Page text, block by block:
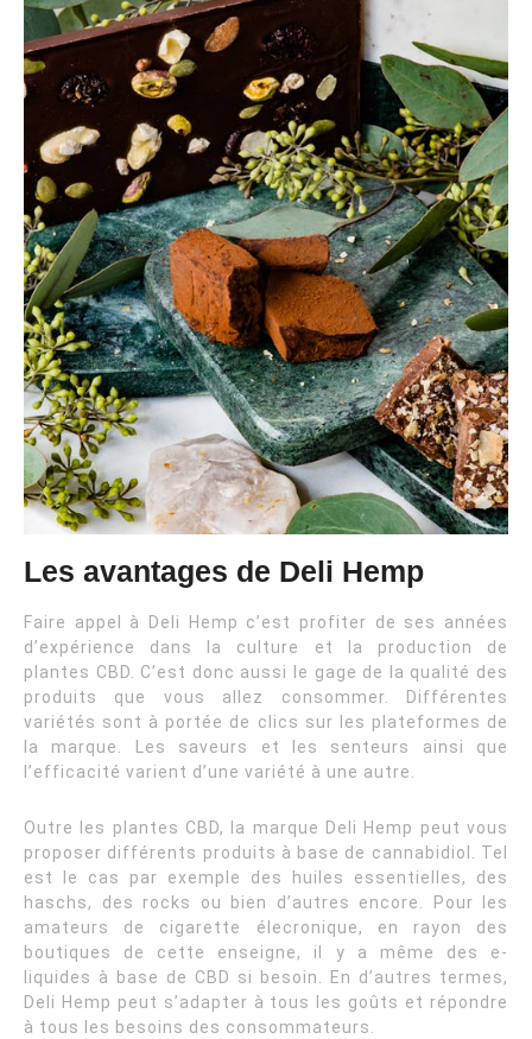
Les avantages de Deli Hemp
Faire appel à Deli Hemp c’est profiter de ses années
d’expérience dans la culture et la production de
plantes CBD. C’est donc aussi le gage de la qualité des
produits que vous allez consommer. Différentes
variétés sont à portée de clics sur les plateformes de
la marque. Les saveurs et les senteurs ainsi que
l’efficacité varient d’une variété à une autre.
Outre les plantes CBD, la marque Deli Hemp peut vous
proposer différents produits à base de cannabidiol. Tel
est le cas par exemple des huiles essentielles, des
haschs, des rocks ou bien d’autres encore. Pour les
amateurs de cigarette élecronique, en rayon des
boutiques de cette enseigne, il y a même des e-
liquides à base de CBD si besoin. En d’autres termes,
Deli Hemp peut s’adapter à tous les goûts et répondre
à tous les besoins des consommateurs.